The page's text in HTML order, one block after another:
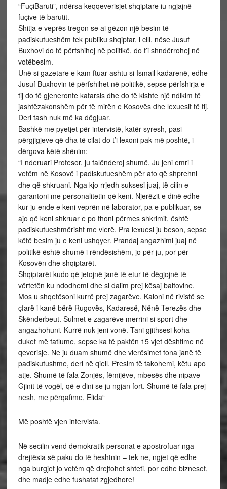
“FuçiBaruti”, ndërsa keqqeverisjet shqiptare iu ngjajnë
fuçive të barutit.
Shitja e veprës tregon se ai gëzon një besim të
padiskutueshëm tek publiku shqiptar, i cili, nëse Jusuf
Buxhovi do të përfshihej në politikë, do t’i shndërrohej në
votëbesim.
Unë si gazetare e kam ftuar ashtu si Ismail kadarenë, edhe
Jusuf Buxhovin të përfshihet në politikë, sepse përfshirja e
tij do të gjeneronte katarsis dhe do të kishte një ndikim të
jashtëzakonshëm për të mirën e Kosovës dhe lexuesit të tij.
Deri tash nuk më ka dëgjuar.
Bashkë me pyetjet për intervistë, katër syresh, pasi
përgjigjeve që dha të cilat do t’i lexoni pak më poshtë, i
dërgova këtë shënim:
“I nderuari Profesor, ju falënderoj shumë. Ju jeni emri i
vetëm në Kosovë i padiskutueshëm për ato që shprehni
dhe që shkruani. Nga kjo rrjedh suksesi juaj, të cilin e
garantoni me personalitetin që keni. Njerëzit e dinë edhe
kur ju ende e keni veprën në laborator, pa e publikuar, se
ajo që keni shkruar e po thoni përmes shkrimit, është
padiskutueshmërisht me vlerë. Pra lexuesi ju beson, sepse
këtë besim ju e keni ushqyer. Prandaj angazhimi juaj në
politikë është shumë i rëndësishëm, jo për ju, por për
Kosovën dhe shqiptarët.
Shqiptarët kudo që jetojnë janë të etur të dëgjojnë të
vërtetën ku ndodhemi dhe si dalim prej kësaj baltovine.
Mos u shqetësoni kurrë prej zagarëve. Kaloni në rivistë se
çfarë i kanë bërë Rugovës, Kadaresë, Nënë Terezës dhe
Skënderbeut. Sulmet e zagarëve merrini si sport dhe
angazhohuni. Kurrë nuk jeni vonë. Tani gjithsesi koha
duket më fatlume, sepse ka të paktën 15 vjet dështime në
qeverisje. Ne ju duam shumë dhe vlerësimet tona janë të
padiskutushme, deri në qiell. Presim të takohemi, këtu apo
atje. Shumë të fala Zonjës, fëmijëve, mbesës dhe nipave –
Gjinit të vogël, që e dini se ju ngjan fort. Shumë të fala prej
nesh, me përqafime, Elida“
Më poshtë vjen intervista.
Në secilin vend demokratik personat e apostrofuar nga
drejtësia së paku do të heshtnin – tek ne, ngjet që edhe
nga burgjet jo vetëm që drejtohet shteti, por edhe bizneset,
dhe madje edhe fushatat zgjedhore!